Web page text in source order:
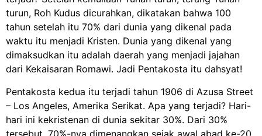
turun, Roh Kudus dicurahkan, dikatakan bahwa 100
tahun setelah itu 70% dari dunia yang dikenal pada
waktu itu menjadi Kristen. Dunia yang dikenal yang
dimaksudkan itu adalah daerah yang menjadi jajahan
dari Kekaisaran Romawi. Jadi Pentakosta itu dahsyat!
Pentakosta kedua itu terjadi tahun 1906 di Azusa Street
– Los Angeles, Amerika Serikat. Apa yang terjadi? Hari-
hari ini kekristenan di dunia sekitar 30%. Dari 30%
tersebut, 70%-nya dimenangkan sejak awal abad ke-20,